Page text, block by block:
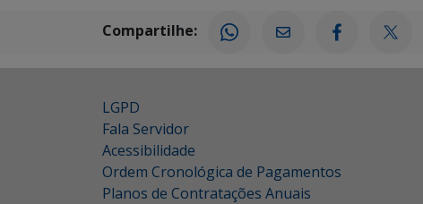
Compartilhe:
LGPD
Fala Servidor
Acessibilidade
Ordem Cronológica de Pagamentos
Planos de Contratações Anuais